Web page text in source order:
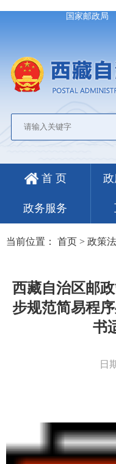
国家邮政局
首 页
政务服务
当前位置： 首页 > 政策
西藏自治区邮
步规范简易程
书
日